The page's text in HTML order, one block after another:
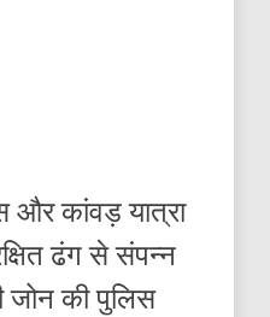
और कांवड़ यात्रा
ढंग से संपन्न
जोन की पुलिस